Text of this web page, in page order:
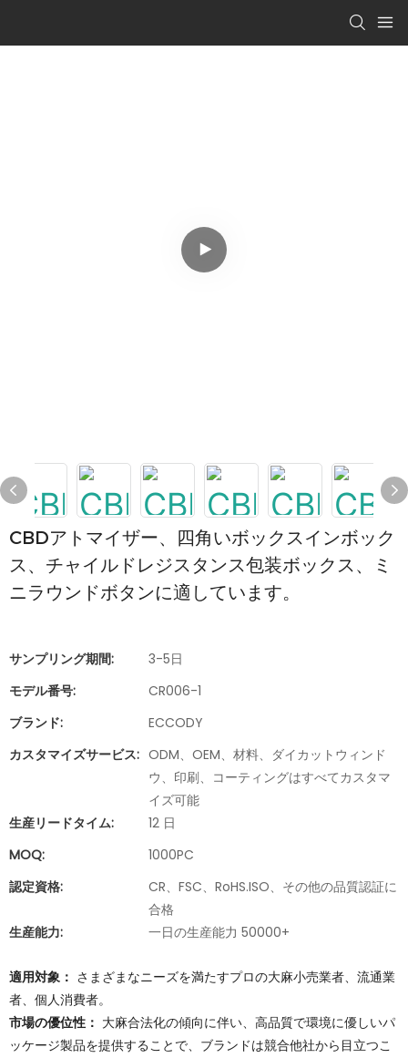
CBDアトマイザー、四角いボックスインボック
ス、チャイルドレジスタンス包装ボックス、ミ
ニラウンドボタンに適しています。
適用対象： さまざまなニーズを満たすプロの大麻小売業者、流通業
者、個人消費者。
市場の優位性： 大麻合法化の傾向に伴い、高品質で環境に優しいパ
ッケージ製品を提供することで、ブランドは競合他社から目立つこ
サンプリング期間:
3-5日
モデル番号:
CR006-1
ブランド:
ECCODY
カスタマイズサービス: ODM、OEM、材料、ダイカットウィンド
ウ、印刷、コーティングはすべてカスタマ
イズ可能
生産リードタイム:
12 日
MOQ:
1000PC
認定資格:
CR、FSC、RoHS.ISO、その他の品質認証に
合格
生産能力:
一日の生産能力 50000+